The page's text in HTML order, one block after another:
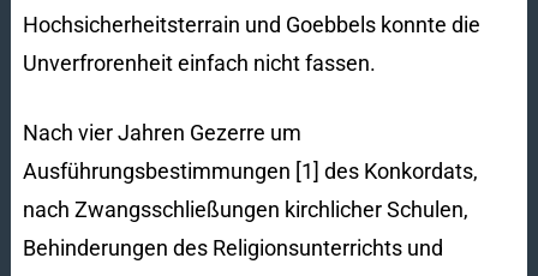
Hochsicherheitsterrain und Goebbels konnte die
Unverfrorenheit einfach nicht fassen.
Nach vier Jahren Gezerre um
Ausführungsbestimmungen [1] des Konkordats,
nach Zwangsschließungen kirchlicher Schulen,
Behinderungen des Re­ligionsunterrichts und